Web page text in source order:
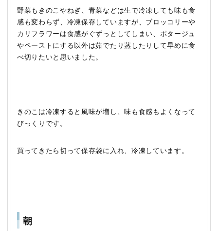
野菜もきのこやねぎ、青菜などは生で冷凍しても味も食
感も変わらず、冷凍保存していますが、ブロッコリーや
カリフラワーは食感がぐずっとしてしまい、ポタージュ
やペーストにする以外は茹でたり蒸したりして早めに食
べ切りたいと思いました。
きのこは冷凍すると風味が増し、味も食感もよくなって
びっくりです。
買ってきたら切って保存袋に入れ、冷凍しています。
朝